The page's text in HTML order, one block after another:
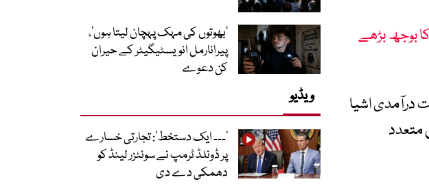
بوجھ بڑھے
درآمدی اشیا
متعدد
‘بھوتوں کی مہک پہچان لیتا ہوں’،
پیرانارمل انویسٹیگیٹر کے حیران
کن دعوے
ویڈیو
’۔۔۔ ایک دستخط‘: تجارتی خسارے
پر ڈونلڈ ٹرمپ نے سوئٹزر لینڈ کو
دھمکی دے دی